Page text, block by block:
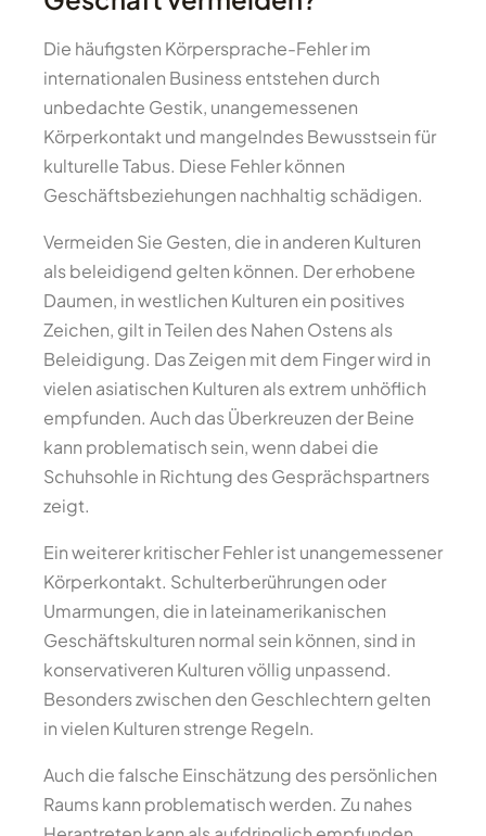
Die häufigsten Körpersprache-Fehler im
internationalen Business entstehen durch
unbedachte Gestik, unangemessenen
Körperkontakt und mangelndes Bewusstsein für
kulturelle Tabus. Diese Fehler können
Geschäftsbeziehungen nachhaltig schädigen.
Vermeiden Sie Gesten, die in anderen Kulturen
als beleidigend gelten können. Der erhobene
Daumen, in westlichen Kulturen ein positives
Zeichen, gilt in Teilen des Nahen Ostens als
Beleidigung. Das Zeigen mit dem Finger wird in
vielen asiatischen Kulturen als extrem unhöflich
empfunden. Auch das Überkreuzen der Beine
kann problematisch sein, wenn dabei die
Schuhsohle in Richtung des Gesprächspartners
zeigt.
Ein weiterer kritischer Fehler ist unangemessener
Körperkontakt. Schulterberührungen oder
Umarmungen, die in lateinamerikanischen
Geschäftskulturen normal sein können, sind in
konservativeren Kulturen völlig unpassend.
Besonders zwischen den Geschlechtern gelten
in vielen Kulturen strenge Regeln.
Auch die falsche Einschätzung des persönlichen
Raums kann problematisch werden. Zu nahes